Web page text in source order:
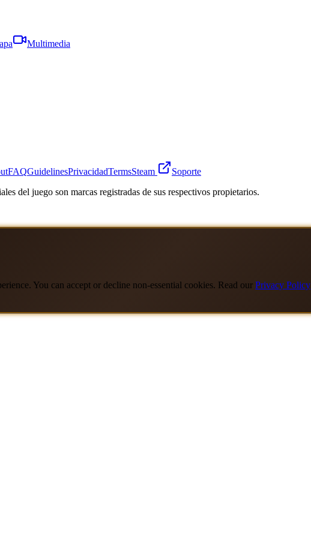
Multimedia
FAQGuidelinesPrivacidadTermsSteam
Soporte
del juego son marcas registradas de sus respectivos propietarios.
You can accept or decline non-essential cookies. Read our Privacy Policy